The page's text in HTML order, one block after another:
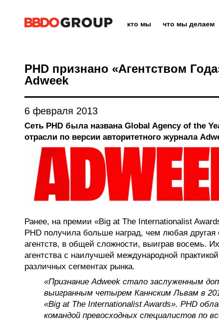
кто мы что мы делаем
PHD признано «Агентством
Adweek
6 февраля 2013
Сеть PHD была названа Global Agency of the
отрасли по версии авторитетного журнала
Ранее, на премии «Big at The Internationalist
PHD получила больше наград, чем любая
агентств, в общей сложности, выиграв восемь.
агентства с наилучшей международной
различных сегментах рынка.
«Признание Adweek стало заслуженным
выигранным четырем Каннским Львам в
«Big at The Internationalist Awards». PHD
командой превосходных специалистов по